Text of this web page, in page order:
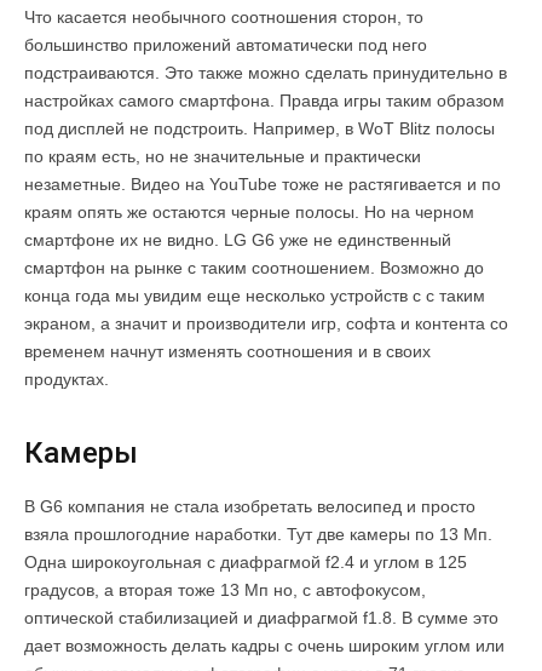
Что касается необычного соотношения сторон, то
большинство приложений автоматически под него
подстраиваются. Это также можно сделать принудительно в
настройках самого смартфона. Правда игры таким образом
под дисплей не подстроить. Например, в WoT Blitz полосы
по краям есть, но не значительные и практически
незаметные. Видео на YouTube тоже не растягивается и по
краям опять же остаются черные полосы. Но на черном
смартфоне их не видно. LG G6 уже не единственный
смартфон на рынке с таким соотношением. Возможно до
конца года мы увидим еще несколько устройств с с таким
экраном, а значит и производители игр, софта и контента со
временем начнут изменять соотношения и в своих
продуктах.
Камеры
В G6 компания не стала изобретать велосипед и просто
взяла прошлогодние наработки. Тут две камеры по 13 Мп.
Одна широкоугольная с диафрагмой f2.4 и углом в 125
градусов, а вторая тоже 13 Мп но, с автофокусом,
оптической стабилизацией и диафрагмой f1.8. В сумме это
дает возможность делать кадры с очень широким углом или